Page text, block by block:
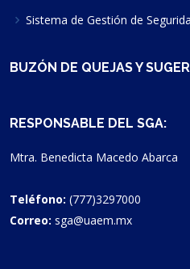
Sistema de Gestión de
BUZÓN DE QUEJAS Y
RESPONSABLE DEL SGA:
Mtra. Benedicta Macedo Abarca
Teléfono: (777)3297000
Correo: sga@uaem.mx